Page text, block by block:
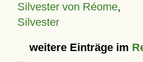
Silvester von Réome,
Silvester
weitere Einträge im